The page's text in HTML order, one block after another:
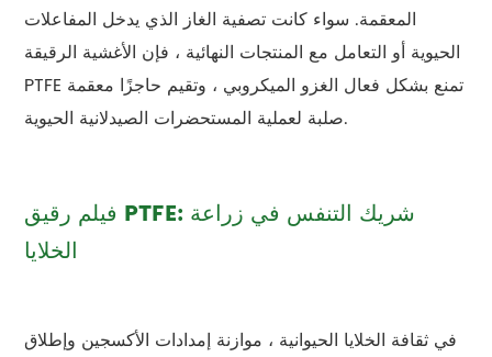
المعقمة. سواء كانت تصفية الغاز الذي يدخل المفاعلات
الحيوية أو التعامل مع المنتجات النهائية ، فإن الأغشية الرقيقة
PTFE تمنع بشكل فعال الغزو الميكروبي ، وتقيم حاجزًا معقمة
صلبة لعملية المستحضرات الصيدلانية الحيوية.
فيلم رقيق PTFE: شريك التنفس في زراعة
الخلايا
في ثقافة الخلايا الحيوانية ، موازنة إمدادات الأكسجين وإطلاق